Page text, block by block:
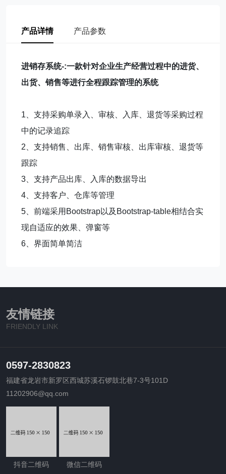
产品详情 产品参数
进销存系统-:一款针对企业生产经营过程中的进货、
出货、销售等进行全程跟踪管理的系统
1、支持采购单录入、审核、入库、退货等采购过程
中的记录追踪
2、支持销售、出库、销售审核、出库审核、退货等
跟踪
3、支持产品出库、入库的数据导出
4、支持客户、仓库等管理
5、前端采用Bootstrap以及Bootstrap-table相结合实
现自适应的效果、弹窗等
6、界面简单简洁
友情链接
FRIENDLY LINK
0597-2830823
福建省龙岩市新罗区西城苏溪石锣鼓北巷7-3号101D
11202906@qq.com
抖音二维码 微信二维码